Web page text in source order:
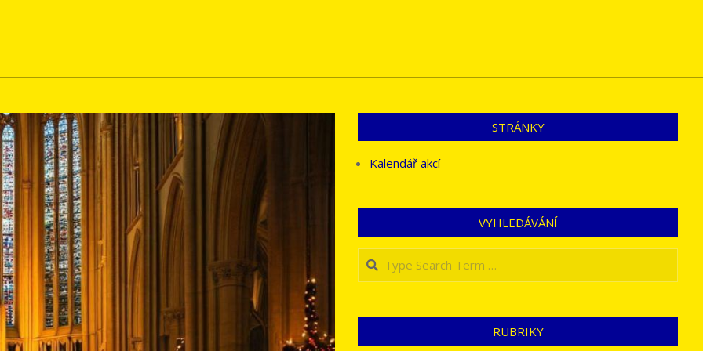
STRÁNKY
Kalendář akcí
VYHLEDÁVÁNÍ
Search
RUBRIKY